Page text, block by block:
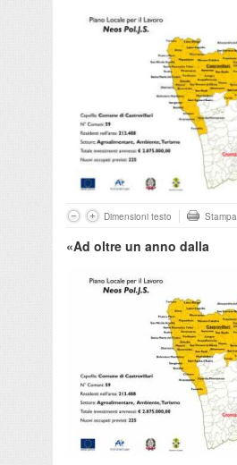
Dimensioni testo Stampa
«Ad oltre un anno dalla